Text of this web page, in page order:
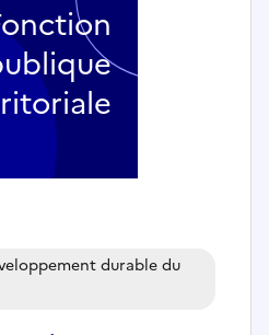
durable du